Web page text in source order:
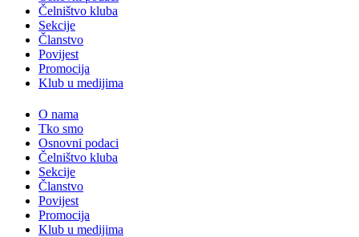
Čelništvo kluba
Sekcije
Članstvo
Povijest
Promocija
Klub u medijima
O nama
Tko smo
Osnovni podaci
Čelništvo kluba
Sekcije
Članstvo
Povijest
Promocija
Klub u medijima